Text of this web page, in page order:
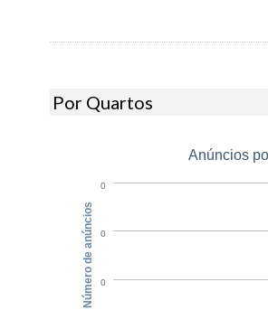
Por Quartos
Anúncios
0
0
0
Número de anúncios